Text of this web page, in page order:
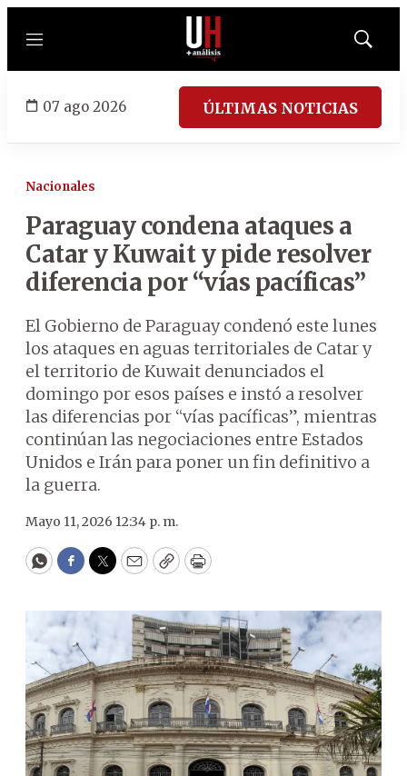
Menú
Mostrar
07 ago 2026 ÚLTIMAS NOTICIAS
Nacionales
Paraguay condena ataques a
Catar y Kuwait y pide resolver
diferencia por “vías pacíficas”
El Gobierno de Paraguay condenó este lunes
los ataques en aguas territoriales de Catar y
el territorio de Kuwait denunciados el
domingo por esos países e instó a resolver
las diferencias por “vías pacíficas”, mientras
continúan las negociaciones entre Estados
Unidos e Irán para poner un fin definitivo a
la guerra.
Mayo 11, 2026 12:34 p. m.
WhatsApp
Facebook
Twitter
EmailCopyPrint